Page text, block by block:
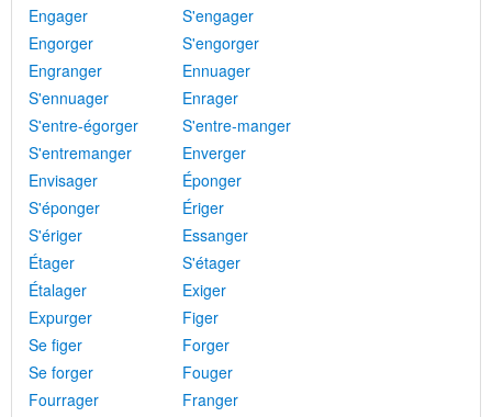
Engager
S'engager
Engorger
S'engorger
Engranger
Ennuager
S'ennuager
Enrager
S'entre-égorger
S'entre-manger
S'entremanger
Enverger
Envisager
Éponger
S'éponger
Ériger
S'ériger
Essanger
Étager
S'étager
Étalager
Exiger
Expurger
Figer
Se figer
Forger
Se forger
Fouger
Fourrager
Franger